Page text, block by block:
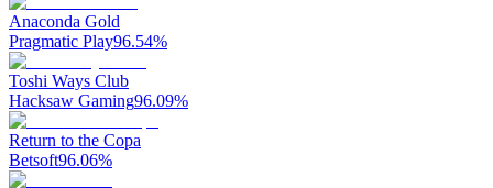
Anaconda Gold
Pragmatic Play96.54%
Toshi Ways Club
Hacksaw Gaming96.09%
Return to the Copa
Betsoft96.06%